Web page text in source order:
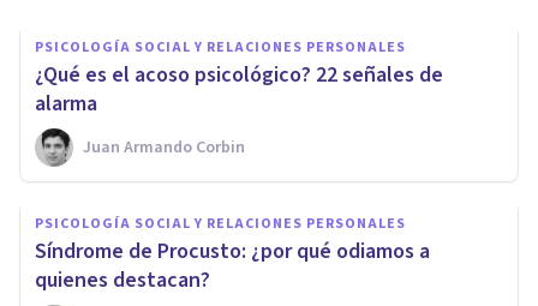
PSICOLOGÍA SOCIAL Y RELACIONES PERSONALES
¿Qué es el acoso psicológico? 22 señales de
alarma
Juan Armando Corbin
PSICOLOGÍA SOCIAL Y RELACIONES PERSONALES
Síndrome de Procusto: ¿por qué odiamos a
quienes destacan?
PSICOLOGÍA SOCIAL Y RELACIONES PERSONALES
Modelo cíclico de Worchel: las
6 etapas de la formación de
grupos